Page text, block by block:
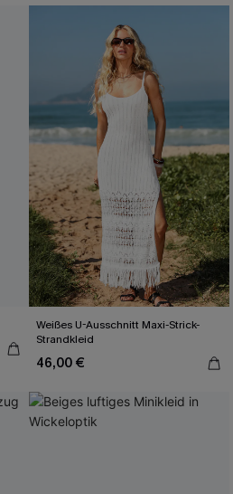
Weißes U-Ausschnitt Maxi-Strick-
Strandkleid
46,00 €